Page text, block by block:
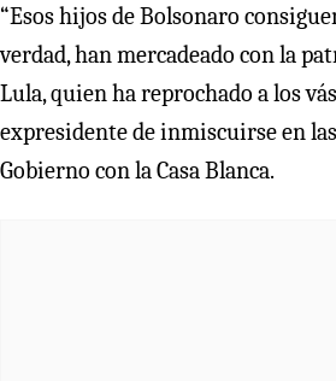
“Esos hijos de Bolsonaro
verdad, han mercadeado con la
Lula, quien ha reprochado a los
expresidente de inmiscuirse en
Gobierno con la Casa Blanca.